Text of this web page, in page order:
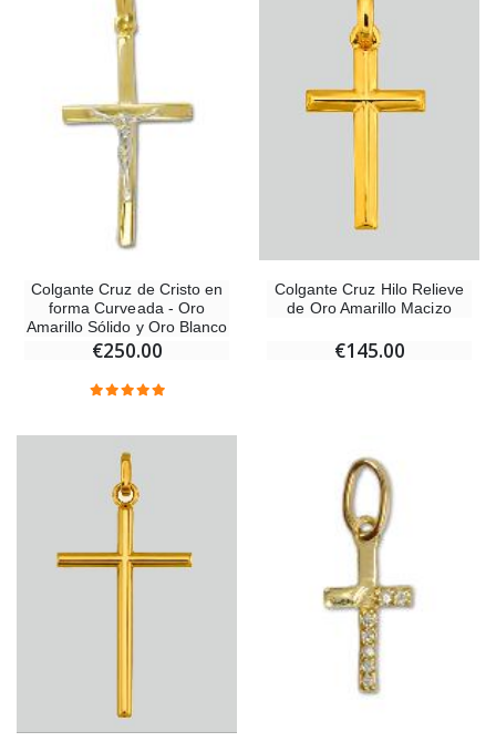
Colgante Cruz de Cristo en
forma Curveada - Oro
Amarillo Sólido y Oro Blanco
€250.00
Colgante Cruz Hilo Relieve
de Oro Amarillo Macizo
€145.00
€59.90